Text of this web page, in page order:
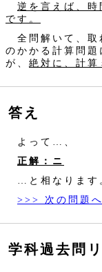
逆を言えば、
です。
全問解いて、取
のかかる計算問題
が、 絶対に、計算
答え
よって…、
正解：ニ
…と相なります
>>> 次の問題へ
学科過去問